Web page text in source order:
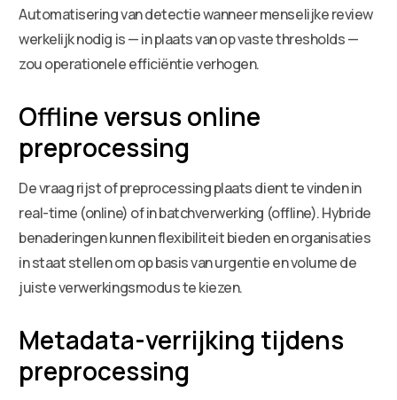
Automatisering van detectie wanneer menselijke review
werkelijk nodig is — in plaats van op vaste thresholds —
zou operationele efficiëntie verhogen.
Offline versus online
preprocessing
De vraag rijst of preprocessing plaats dient te vinden in
real-time (online) of in batchverwerking (offline). Hybride
benaderingen kunnen flexibiliteit bieden en organisaties
in staat stellen om op basis van urgentie en volume de
juiste verwerkingsmodus te kiezen.
Metadata-verrijking tijdens
preprocessing